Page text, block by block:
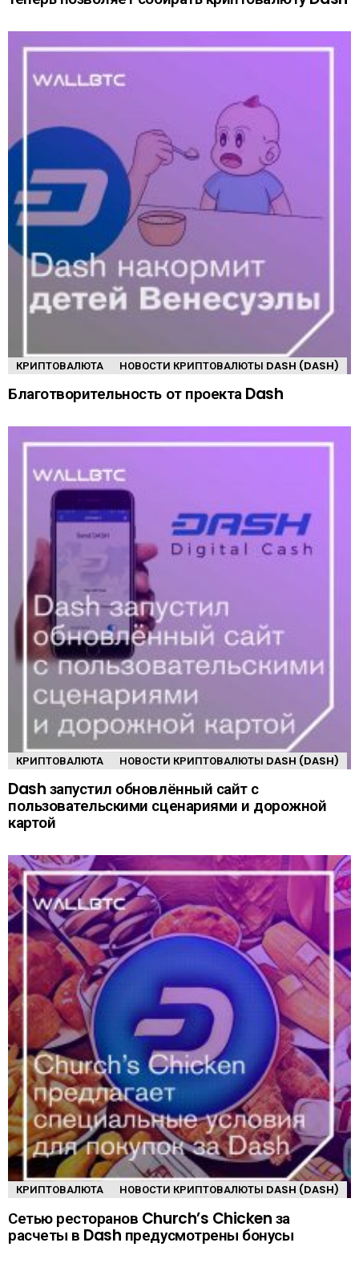
КРИПТОВАЛЮТА НОВОСТИ КРИПТОВАЛЮТЫ DASH (DASH)
Благотворительность от проекта Dash
КРИПТОВАЛЮТА НОВОСТИ КРИПТОВАЛЮТЫ DASH (DASH)
Dash запустил обновлённый сайт с
пользовательскими сценариями и дорожной
картой
КРИПТОВАЛЮТА НОВОСТИ КРИПТОВАЛЮТЫ DASH (DASH)
Сетью ресторанов Church’s Chicken за
расчеты в Dash предусмотрены бонусы